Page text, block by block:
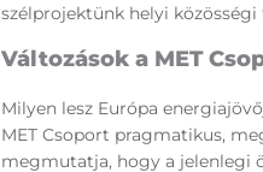
szélprojektünk helyi közösségi
Változások a MET
Milyen lesz Európa
MET Csoport pragmatikus,
megmutatja, hogy a jelenlegi